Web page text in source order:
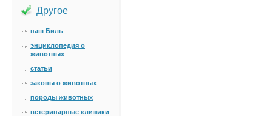
Другое
наш Биль
энциклопедия о
животных
статьи
законы о животных
породы животных
ветеринарные клиники